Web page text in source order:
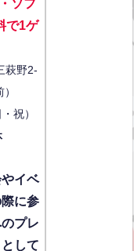
ソフ
で1ゲ
萩野2-
祝）
やイベ
に参
プレ
して